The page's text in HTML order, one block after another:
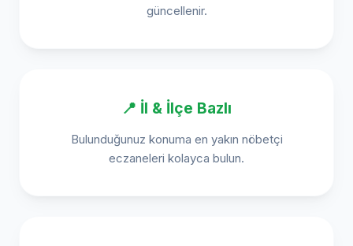
güncellenir.
📍 İl & İlçe Bazlı
Bulunduğunuz konuma en yakın nöbetçi
eczaneleri kolayca bulun.